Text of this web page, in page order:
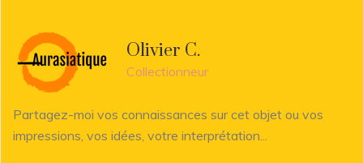
Olivier C.
Collectionneur
Partagez-moi vos connaissances sur cet objet ou vos
impressions, vos idées, votre interprétation...